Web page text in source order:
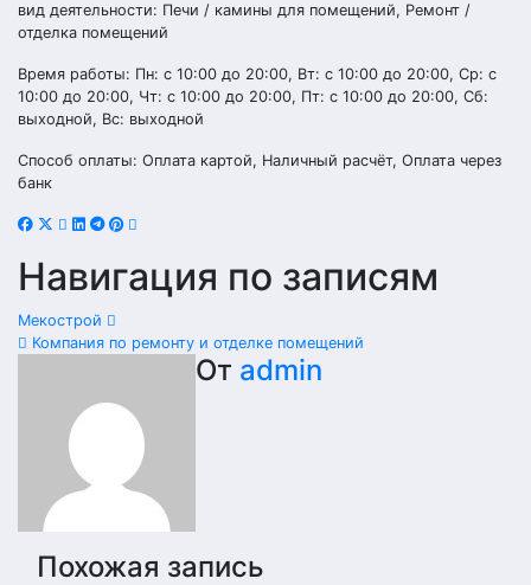
вид деятельности: Печи / камины для помещений, Ремонт /
отделка помещений
Время работы: Пн: с 10:00 до 20:00, Вт: с 10:00 до 20:00, Ср: с
10:00 до 20:00, Чт: с 10:00 до 20:00, Пт: с 10:00 до 20:00, Сб:
выходной, Вс: выходной
Способ оплаты: Оплата картой, Наличный расчёт, Оплата через
банк
Навигация по записям
Мекострой
Компания по ремонту и отделке помещений
От admin
Похожая запись